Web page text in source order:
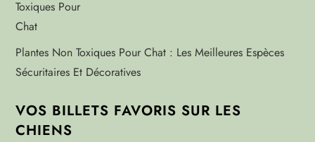
Plantes Non Toxiques Pour Chat : Les Meilleures Espèces
Sécuritaires Et Décoratives
VOS BILLETS FAVORIS SUR LES
CHIENS